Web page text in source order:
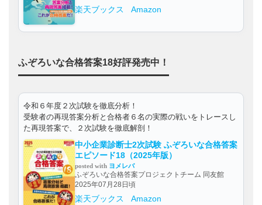
楽天ブックス Amazon
ふぞろいな合格答案18好評発売中！
令和６年度２次試験を徹底分析！
受験者の再現答案分析と合格者６名の実際の戦いをトレースし
た再現答案で、２次試験を徹底解剖！
中小企業診断士2次試験 ふぞろいな合格答案
エピソード18（2025年版）
posted with ヨメレバ
ふぞろいな合格答案プロジェクトチーム 同友館
2025年07月28日頃
楽天ブックス Amazon